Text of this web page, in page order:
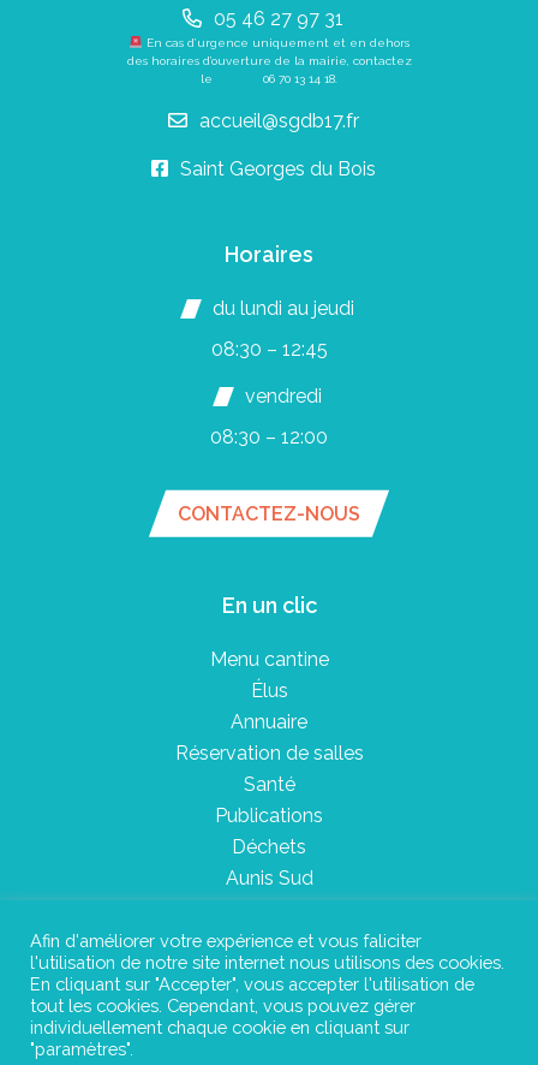
05 46 27 97 31
En cas d’urgence uniquement et en dehors
des horaires d’ouverture de la mairie, contactez
le 06 70 13 14 18.
accueil@sgdb17.fr
Saint Georges du Bois
Horaires
du lundi au jeudi
08:30 – 12:45
vendredi
08:30 – 12:00
CONTACTEZ-NOUS
En un clic
Menu cantine
Élus
Annuaire
Réservation de salles
Santé
Publications
Déchets
Aunis Sud
Plan du site
Mentions légales
Afin d'améliorer votre expérience et vous faliciter
l'utilisation de notre site internet nous utilisons des cookies.
En cliquant sur "Accepter", vous accepter l'utilisation de
tout les cookies. Cependant, vous pouvez gérer
individuellement chaque cookie en cliquant sur
"paramètres".